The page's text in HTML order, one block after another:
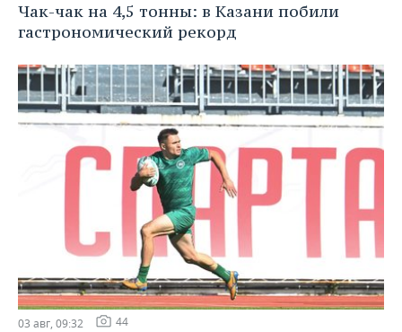
Чак-чак на 4,5 тонны: в Казани побили
гастрономический рекорд
03 авг, 09:32 44